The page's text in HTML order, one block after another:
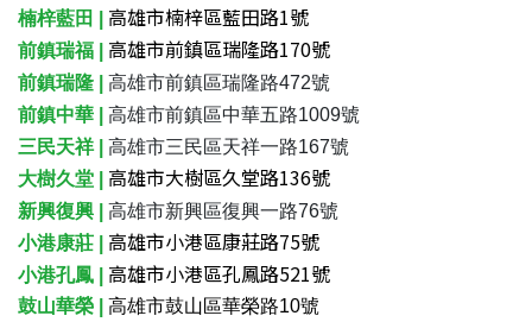
楠梓藍田 | 高雄市楠梓區藍田路1號
前鎮瑞福 | 高雄市前鎮區瑞隆路170號
前鎮瑞隆 | 高雄市前鎮區瑞隆路472號
前鎮中華 | 高雄市前鎮區中華五路1009號
三民天祥 | 高雄市三民區天祥一路167號
大樹久堂 | 高雄市大樹區久堂路136號
新興復興 | 高雄市新興區復興一路76號
小港康莊 | 高雄市小港區康莊路75號
小港孔鳳 | 高雄市小港區孔鳳路521號
鼓山華榮 | 高雄市鼓山區華榮路10號